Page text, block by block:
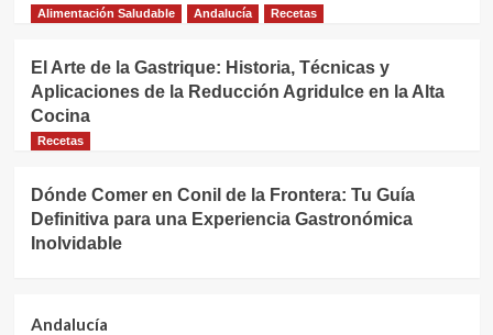
Alimentación Saludable Andalucía Recetas
El Arte de la Gastrique: Historia, Técnicas y
Aplicaciones de la Reducción Agridulce en la Alta
Cocina
Recetas
Dónde Comer en Conil de la Frontera: Tu Guía
Definitiva para una Experiencia Gastronómica
Inolvidable
Andalucía